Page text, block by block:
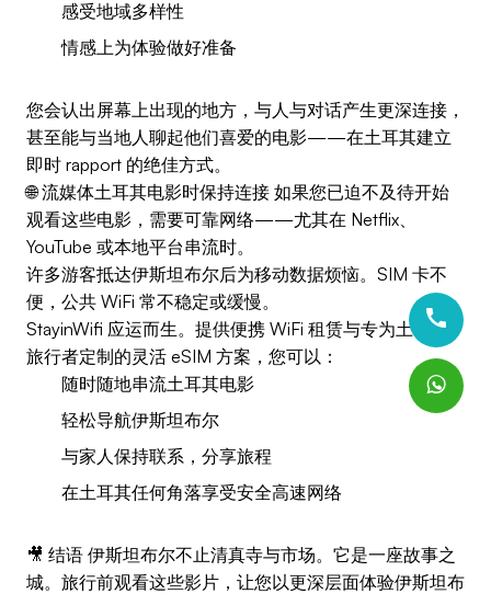
感受地域多样性
情感上为体验做好准备
您会认出屏幕上出现的地方，与人与对话产生更深连接，
甚至能与当地人聊起他们喜爱的电影——在土耳其建立
即时 rapport 的绝佳方式。
🌐 流媒体土耳其电影时保持连接 如果您已迫不及待开始
观看这些电影，需要可靠网络——尤其在 Netflix、
YouTube 或本地平台串流时。
许多游客抵达伊斯坦布尔后为移动数据烦恼。SIM 卡不
便，公共 WiFi 常不稳定或缓慢。
StayinWifi 应运而生。提供便携 WiFi 租赁与专为土耳其
旅行者定制的灵活 eSIM 方案，您可以：
随时随地串流土耳其电影
轻松导航伊斯坦布尔
与家人保持联系，分享旅程
在土耳其任何角落享受安全高速网络
🎥 结语 伊斯坦布尔不止清真寺与市场。它是一座故事之
城。旅行前观看这些影片，让您以更深层面体验伊斯坦布